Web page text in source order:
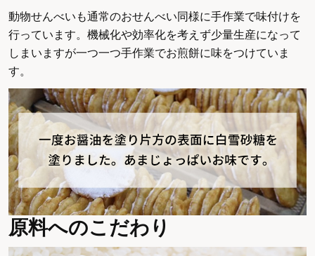
動物せんべいも通常のおせんべい同様に手作業で味付けを
行っています。機械化や効率化を考えず少量生産になって
しまいますが一つ一つ手作業でお煎餅に味をつけていま
す。
原料へのこだわり